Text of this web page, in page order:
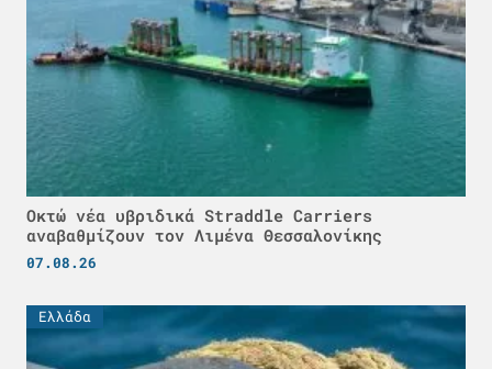
Οκτώ νέα υβριδικά Straddle Carriers
αναβαθμίζουν τον Λιμένα Θεσσαλονίκης
07.08.26
Ελλάδα